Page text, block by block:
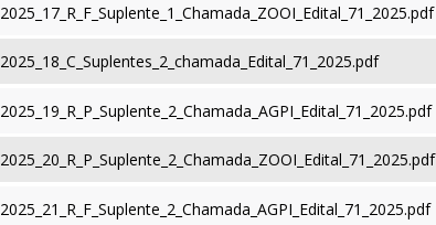
2025_17_R_F_Suplente_1_Chamada_ZOOI_Edital_71_2025.pdf
2025_18_C_Suplentes_2_chamada_Edital_71_2025.pdf
2025_19_R_P_Suplente_2_Chamada_AGPI_Edital_71_2025.pdf
2025_20_R_P_Suplente_2_Chamada_ZOOI_Edital_71_2025.pdf
2025_21_R_F_Suplente_2_Chamada_AGPI_Edital_71_2025.pdf